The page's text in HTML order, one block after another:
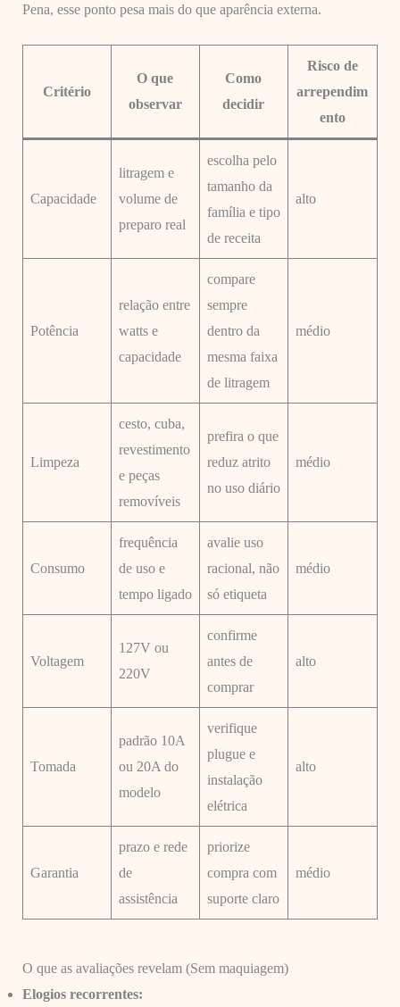
Pena, esse ponto pesa mais do que aparência externa.
Critério
O que
observar
Como
decidir
Risco de
arrependim
ento
Capacidade
litragem e
volume de
preparo real
escolha pelo
tamanho da
família e tipo
de receita
alto
Potência
relação entre
watts e
capacidade
compare
sempre
dentro da
mesma faixa
de litragem
médio
Limpeza
cesto, cuba,
revestimento
e peças
removíveis
prefira o que
reduz atrito
no uso diário
médio
Consumo
frequência
de uso e
tempo ligado
avalie uso
racional, não
só etiqueta
médio
Voltagem
127V ou
220V
confirme
antes de
comprar
alto
Tomada
padrão 10A
ou 20A do
modelo
verifique
plugue e
instalação
elétrica
alto
Garantia
prazo e rede
de
assistência
priorize
compra com
suporte claro
médio
O que as avaliações revelam (Sem maquiagem)
Elogios recorrentes: